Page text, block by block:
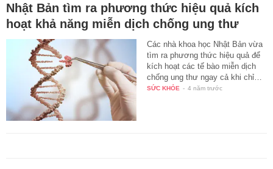
Nhật Bản tìm ra phương thức hiệu quả kích
hoạt khả năng miễn dịch chống ung thư
Các nhà khoa học Nhật Bản vừa
tìm ra phương thức hiệu quả để
kích hoạt các tế bào miễn dịch
chống ung thư ngay cả khi chỉ…
SỨC KHỎE - 4 năm trước